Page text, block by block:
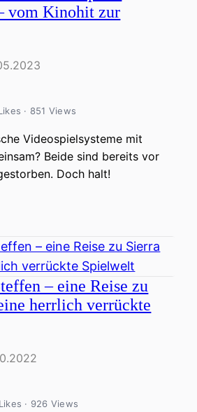
vom Kinohit zur
· 851 Views
Videospielsysteme mit
Beide sind bereits vor
Doch halt!
– eine Reise zu
herrlich verrückte
· 926 Views